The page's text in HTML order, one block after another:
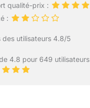
qualité-prix :
:
des utilisateurs 4.8/5
4.8 pour 649 utilisateurs